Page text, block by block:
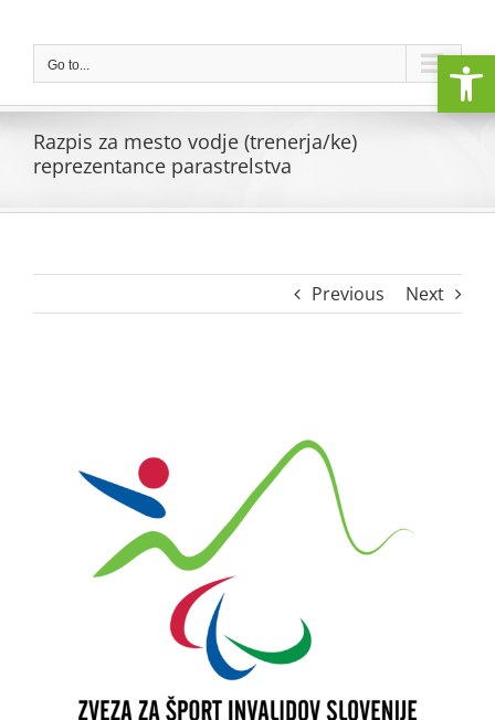
contentGo to...
Razpis za mesto vodje (trenerja/ke)
reprezentance parastrelstva
Previous Next